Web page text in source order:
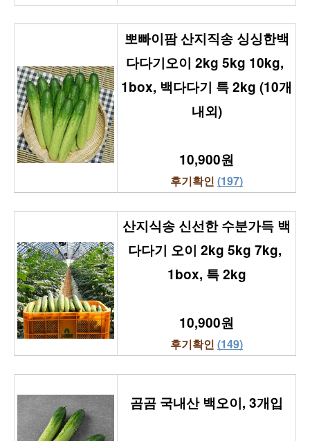
뽀빠이팜 산지직송 싱싱한백
다다기오이 2kg 5kg 10kg,
1box, 백다다기 특 2kg (10개
내외)
10,900원
후기확인 (197)
산지식송 신선한 수분가득 백
다다기 오이 2kg 5kg 7kg,
1box, 특 2kg
10,900원
후기확인 (149)
곰곰 국내산 백오이, 3개입